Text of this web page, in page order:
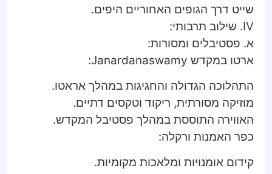
שייט דרך הגופים האחוריים היפים.
IV. שילוב תרבותי:
א. פסטיבלים ומסורות:
ארטו במקדש Janardanaswamy:
התהלוכה הגדולה והחגיגות במהלך אראטו.
מוזיקה מסורתית, ריקוד וטקסים דתיים.
האווירה התוססת במהלך פסטיבל המקדש.
כפר האמנות ורקלה:
קידום אומנויות ומלאכות מקומיות.